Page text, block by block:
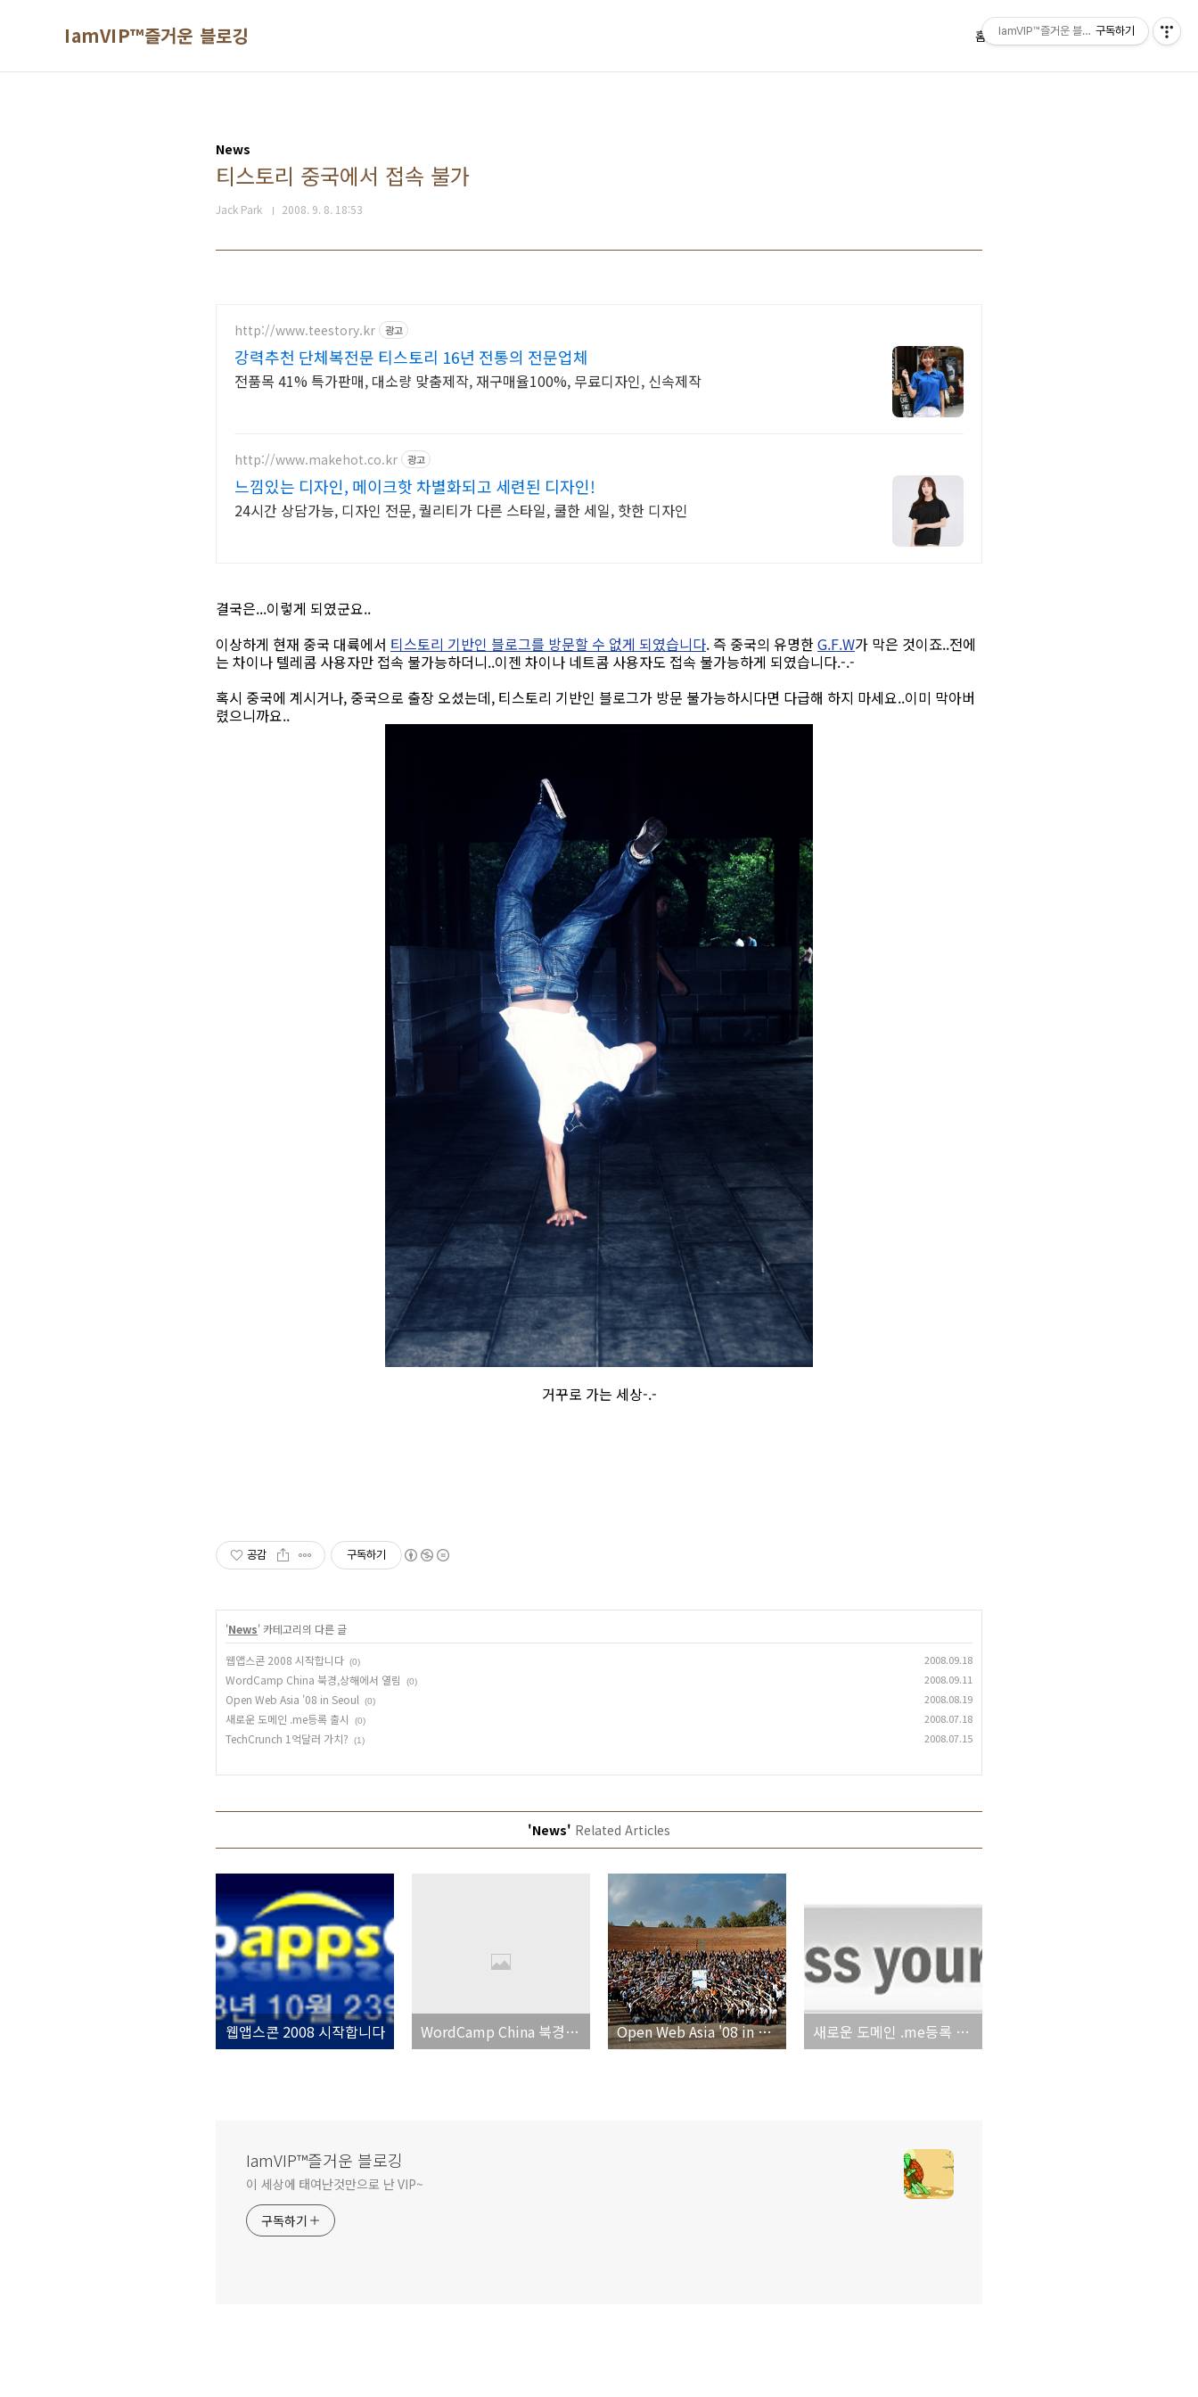
IamVIP™즐거운 블로깅 홈 태그 방명록
News
티스토리 중국에서 접속 불가
Jack Park 2008. 9. 8. 18:53
http://www.teestory.kr 광고
강력추천 단체복전문 티스토리 16년 전통의 전문업체
전품목 41% 특가판매, 대소량 맞춤제작, 재구매율100%, 무료디자인, 신속제작
http://www.makehot.co.kr 광고
느낌있는 디자인, 메이크핫 차별화되고 세련된 디자인!
24시간 상담가능, 디자인 전문, 퀄리티가 다른 스타일, 쿨한 세일, 핫한 디자인
결국은...이렇게 되였군요..
이상하게 현재 중국 대륙에서 티스토리 기반인 블로그를 방문할 수 없게 되였습니다. 즉 중국의 유명한G.F.W가 막은 것이죠..전에
는 차이나 텔레콤 사용자만 접속 불가능하더니..이젠 차이나 네트콤 사용자도 접속 불가능하게 되였습니다.-.-
혹시 중국에 계시거나, 중국으로 출장 오셨는데, 티스토리 기반인 블로그가 방문 불가능하시다면 다급해 하지 마세요..이미 막아버
렸으니까요..
거꾸로 가는 세상-.-
공감 구독하기
'News' 카테고리의 다른 글
웹앱스콘 2008 시작합니다 (0) 2008.09.18
WordCamp China 북경,상해에서 열림 (0) 2008.09.11
Open Web Asia '08 in Seoul (0) 2008.08.19
새로운 도메인 .me등록 출시 (0) 2008.07.18
TechCrunch 1억달러 가치? (1) 2008.07.15
'News' Related Articles
웹앱스콘 2008 시작합니다 WordCamp China 북경,상해에서 열림 Open Web Asia '08 in Seoul 새로운 도메인 .me등록 출시
IamVIP™즐거운 블로깅
이 세상에 태여난것만으로 난 VIP~
구독하기
IamVIP™즐거운 블로깅구독하기